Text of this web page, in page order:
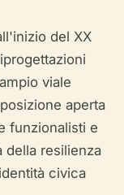
del XX
viale
aperta
funzionalisti e
della resilienza
civica